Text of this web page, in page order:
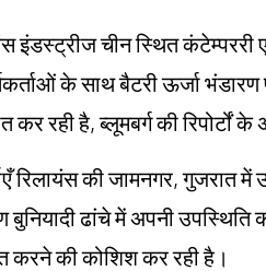
इंडस्ट्रीज चीन स्थित
के साथ बैटरी ऊर्जा भंडारण
कर रही है, ब्लूमबर्ग की रिपोर्टों
रिलायंस की जामनगर, गुजरात
बुनियादी ढांचे में अपनी
करने की कोशिश कर रही है।